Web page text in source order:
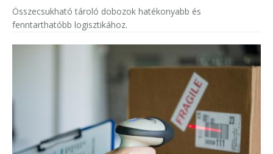
Összecsukható tároló dobozok hatékonyabb és
fenntarthatóbb logisztikához.